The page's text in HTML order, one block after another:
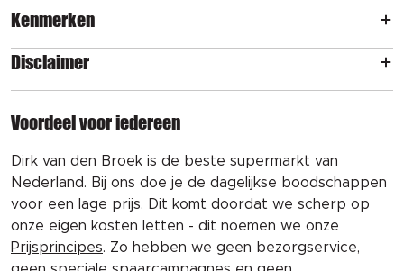
Kenmerken
Disclaimer
Voordeel voor iedereen
Dirk van den Broek is de beste supermarkt van
Nederland. Bij ons doe je de dagelijkse boodschappen
voor een lage prijs. Dit komt doordat we scherp op
onze eigen kosten letten - dit noemen we onze
Prijsprincipes. Zo hebben we geen bezorgservice,